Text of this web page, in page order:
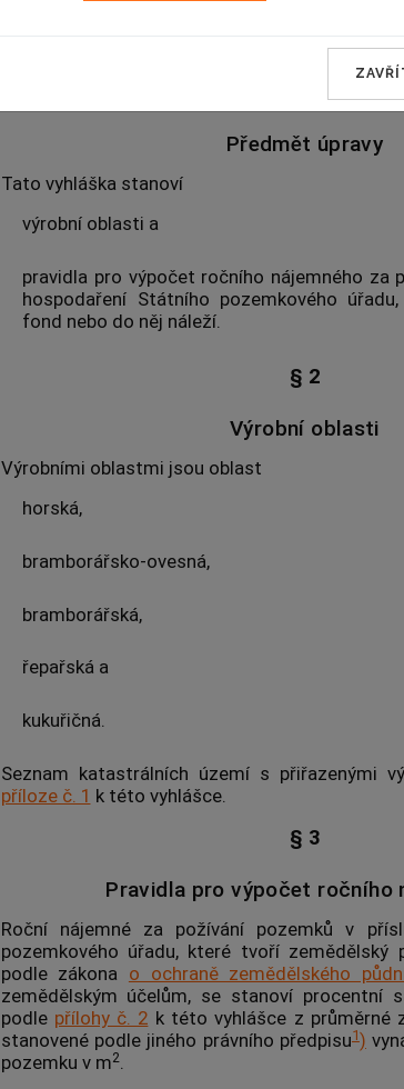
Předmět úpravy
Tato vyhláška stanoví
výrobní oblasti a
pravidla pro výpočet ročního nájemného za
hospodaření Státního pozemkového úřadu
fond nebo do něj náleží.
§ 2
Výrobní oblasti
Výrobními oblastmi jsou oblast
horská,
bramborářsko-ovesná,
bramborářská,
řepařská a
kukuřičná.
Seznam katastrálních územís přiřazenými
příloze č. 1 k této vyhlášce.
§ 3
Pravidla pro výpočet ročního
Roční nájemné za požívání pozemků v
pozemkového úřadu, které tvoří zemědělský
podle zákona o ochraně zemědělského
zemědělským účelům, se stanoví procentní
podle přílohy č. 2 k této vyhlášce z průměrné
stanovené podle jiného právního předpisu1)
pozemku v m2.